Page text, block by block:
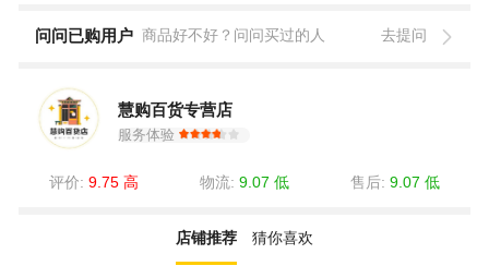
问问已购用户 商品好不好？问问买过的人 去提问
慧购百货专营店
服务体验
评价: 9.75 高 物流: 9.07 低 售后: 9.07 低
店铺推荐 猜你喜欢